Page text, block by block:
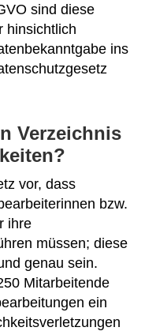
sind diese
hinsichtlich
ins
Verzeichnis
vor, dass
bzw.
ihre
müssen; diese
genau sein.
Mitarbeitende
ein